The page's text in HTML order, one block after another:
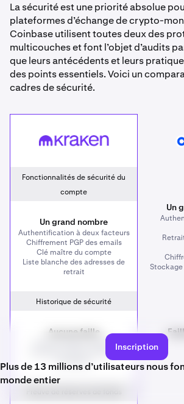
La sécurité est une priorité absolue
plateformes d’échange de crypto-
Coinbase utilisent toutes deux des
multicouches et font l’objet d’audits
que leurs antécédents et leurs
des points essentiels. Voici un
cadres de sécurité.
Kraken
Fonctionnalités de sécurité du
compte
Un grand nombre
Authentification à deux facteurs
Chiffrement PGP des emails
Clé maître du compte
Liste blanche des adresses de
retrait
Un
Historique de sécurité
Aucune faille
Aucun incident n’ayant
entraîné la perte de fonds
de clients
Inscription
Plus de 13 millions d’utilisateurs nous
monde entier